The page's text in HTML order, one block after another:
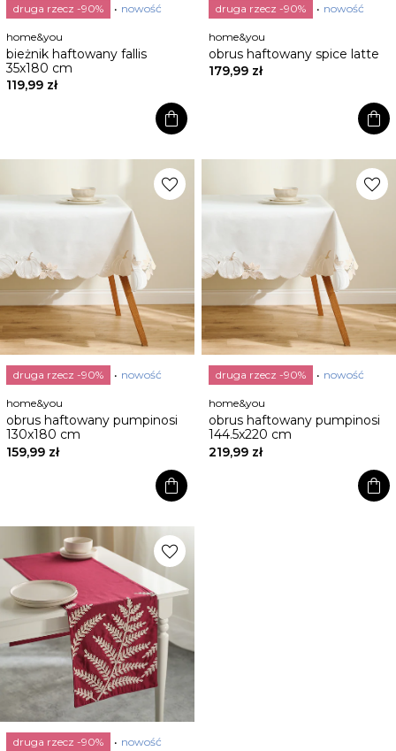
druga rzecz -90% nowość
home&you
bieżnik haftowany fallis
35x180 cm
119,99 zł
shopping_bag
druga rzecz -90% nowość
home&you
obrus haftowany spice latte
179,99 zł
shopping_bag
favorite
druga rzecz -90% nowość
home&you
obrus haftowany pumpinosi
130x180 cm
159,99 zł
shopping_bag
favorite
druga rzecz -90% nowość
home&you
obrus haftowany pumpinosi
144.5x220 cm
219,99 zł
shopping_bag
favorite
druga rzecz -90% nowość